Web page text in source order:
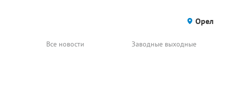
Орел
Все новости Заводные выходные